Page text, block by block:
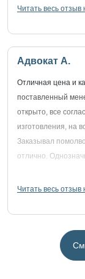
Читать весь отзыв
Адвокат А.
Отличная цена и
поставленный
открыто, все
изготовления, на
Заказывал
отлично.
Читать весь отзыв